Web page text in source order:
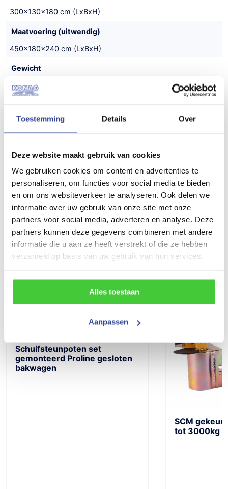
Toestemming Details Over
Deze website maakt gebruik van cookies
We gebruiken cookies om content en advertenties te
personaliseren, om functies voor social media te bieden
en om ons websiteverkeer te analyseren. Ook delen we
informatie over uw gebruik van onze site met onze
partners voor social media, adverteren en analyse. Deze
partners kunnen deze gegevens combineren met andere
informatie die u aan ze heeft verstrekt of die ze hebben
verzameld op basis van uw gebruik van hun services.
Alles toestaan
Aanpassen
300x130x180 cm (LxBxH)
Maatvoering (uitwendig)
450x180x240 cm (LxBxH)
Gewicht
350 kg
750 kg
400 kg
Aantal assen
2
Bouwjaar
Nieuw
Populaire accessoires
Schuifsteunpoten set
gemonteerd Proline gesloten
bakwagen
SCM
tot 3000kg